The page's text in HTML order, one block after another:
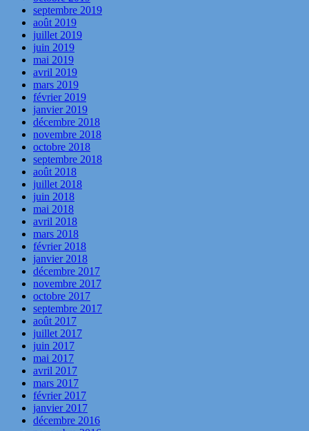
septembre 2019
août 2019
juillet 2019
juin 2019
mai 2019
avril 2019
mars 2019
février 2019
janvier 2019
décembre 2018
novembre 2018
octobre 2018
septembre 2018
août 2018
juillet 2018
juin 2018
mai 2018
avril 2018
mars 2018
février 2018
janvier 2018
décembre 2017
novembre 2017
octobre 2017
septembre 2017
août 2017
juillet 2017
juin 2017
mai 2017
avril 2017
mars 2017
février 2017
janvier 2017
décembre 2016